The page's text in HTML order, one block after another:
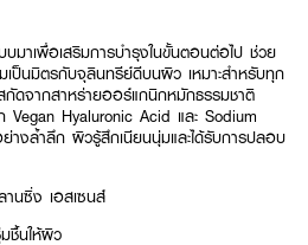
มาเพื่อเสริมการบำรุงในขั้นตอนต่อไป ช่วย
นมิตรกับจุลินทรีย์ดีบนผิว เหมาะสำหรับทุก
ดจากสาหร่ายออร์แกนิกหมักธรรมชาติ
Hyaluronic Acid และ Sodium
างล้ำลึก ผิวรู้สึกเนียนนุ่มและได้รับการปลอบ
นซิ่ง เอสเซนส์
ชื้นให้ผิว